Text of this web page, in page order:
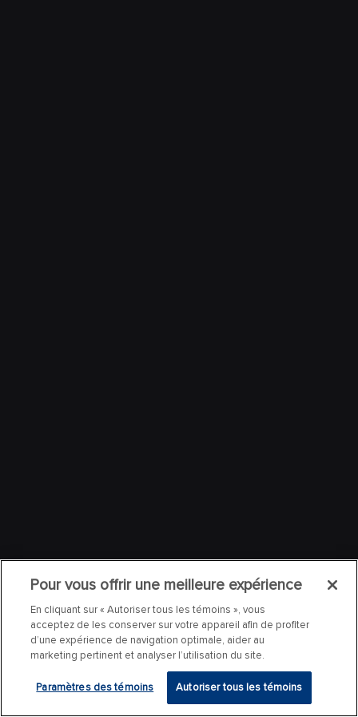
Pour vous offrir une meilleure expérience
En cliquant sur « Autoriser tous les témoins », vous
acceptez de les conserver sur votre appareil afin de profiter
d’une expérience de navigation optimale, aider au
marketing pertinent et analyser l’utilisation du site.
Paramètres des témoins Autoriser tous les témoins